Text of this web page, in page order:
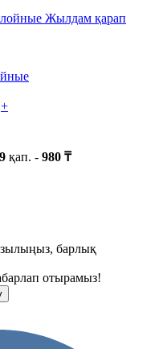
Жылдам қарап
+
қап. - 980 ₸
барлық
отырамыз!